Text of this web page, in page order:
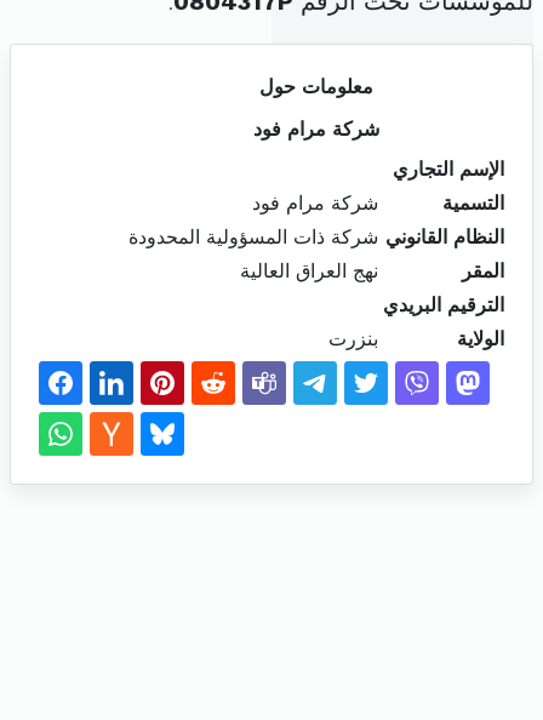
معلومات حول
شركة مرام فود
الإسم التجاري
التسمية
شركة مرام فود
النظام القانوني شركة ذات المسؤولية المحدودة
المقر
نهج العراق العالية
الترقيم البريدي
الولاية
بنزرت